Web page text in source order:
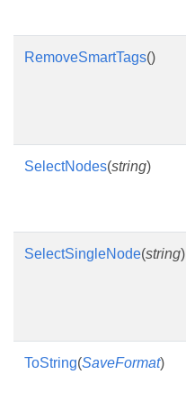
RemoveSmartTags()
SelectNodes(string)
SelectSingleNode(string)
ToString(SaveFormat)